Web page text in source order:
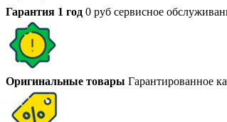
Гарантия 1 год 0 руб сервисное
Оригинальные товары Гарантированное